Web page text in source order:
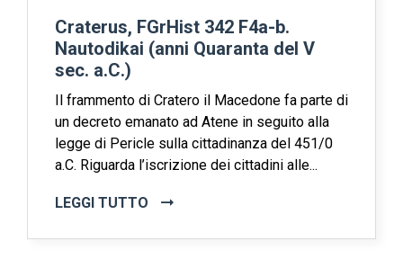
Craterus, FGrHist 342 F4a-b.
Nautodikai (anni Quaranta del V
sec. a.C.)
Il frammento di Cratero il Macedone fa parte di
un decreto emanato ad Atene in seguito alla
legge di Pericle sulla cittadinanza del 451/0
a.C. Riguarda l’iscrizione dei cittadini alle...
LEGGI TUTTO